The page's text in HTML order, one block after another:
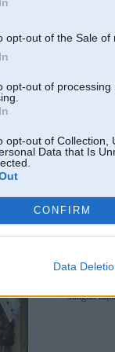
opt-out of the Sale of
opt-out of
opt-out of Collection,
Data that Is
CONFIRM
Data
17. May
Ātrākais
Labāk
sulīgais